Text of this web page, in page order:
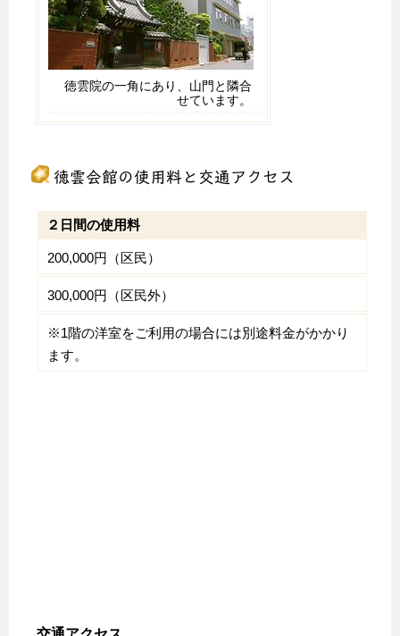
徳雲院の一角にあり、山門と隣合
せています。
徳雲会館の使用料と交通アクセス
２日間の使用料
200,000円（区民）
300,000円（区民外）
※1階の洋室をご利用の場合には別途料金がかかり
ます。